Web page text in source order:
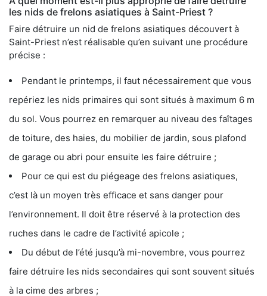
les nids de frelons asiatiques à Saint-Priest ?
Faire détruire un nid de frelons asiatiques découvert à
Saint-Priest n’est réalisable qu’en suivant une procédure
précise :
Pendant le printemps, il faut nécessairement que vous
repériez les nids primaires qui sont situés à maximum 6 m
du sol. Vous pourrez en remarquer au niveau des faîtages
de toiture, des haies, du mobilier de jardin, sous plafond
de garage ou abri pour ensuite les faire détruire ;
Pour ce qui est du piégeage des frelons asiatiques,
c’est là un moyen très efficace et sans danger pour
l’environnement. Il doit être réservé à la protection des
ruches dans le cadre de l’activité apicole ;
Du début de l’été jusqu’à mi-novembre, vous pourrez
faire détruire les nids secondaires qui sont souvent situés
à la cime des arbres ;